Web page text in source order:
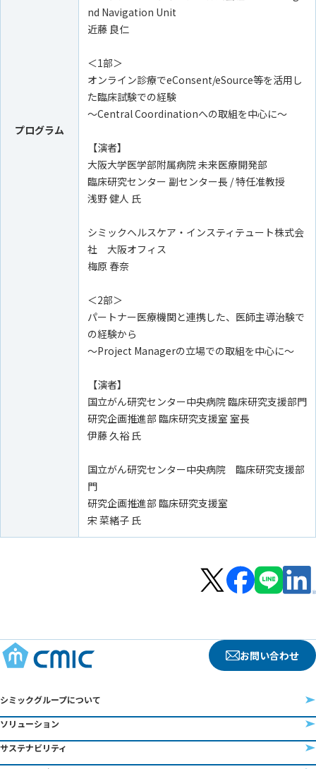
プログラム
nd Navigation Unit
近藤 良仁
＜1部＞
オンライン診療でeConsent/eSource等を活用し
た臨床試験での経験
～Central Coordinationへの取組を中心に～
【演者】
大阪大学医学部附属病院 未来医療開発部
臨床研究センター 副センター長 / 特任准教授
浅野 健人 氏
シミックヘルスケア・インスティテュート株式会
社 大阪オフィス
梅原 春奈
＜2部＞
パートナー医療機関と連携した、医師主導治験で
の経験から
～Project Managerの立場での取組を中心に～
【演者】
国立がん研究センター中央病院 臨床研究支援部門
研究企画推進部 臨床研究支援室 室長
伊藤 久裕 氏
国立がん研究センター中央病院 臨床研究支援部
門
研究企画推進部 臨床研究支援室
宋 菜緒子 氏
お問い合わせ
シミックグループについて
ソリューション
サステナビリティ